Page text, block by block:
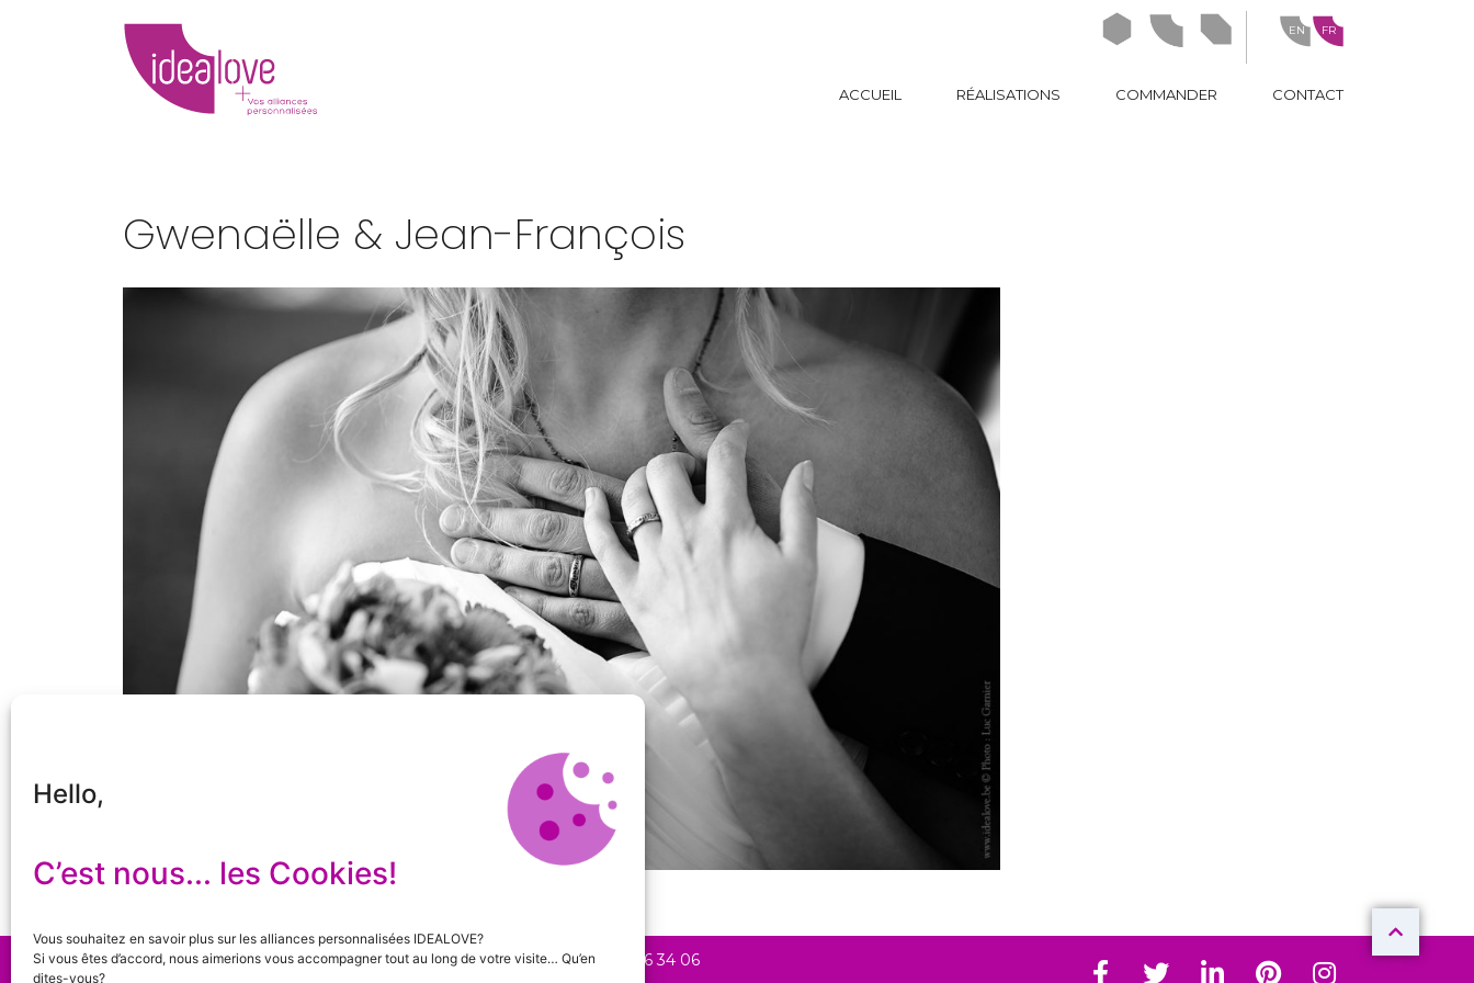
Hello,
C’est nous... les Cookies!
Vous souhaitez en savoir plus sur les alliances personnalisées IDEALOVE?
Si vous êtes d’accord, nous aimerions vous accompagner tout au long de votre visite… Qu’en
dites-vous?
FR
EN
ACCUEIL RÉALISATIONS COMMANDER CONTACT
Gwenaëlle & Jean-François
©2023 Idealove+ Rue de la Liberté 21 + 4020 Liège ++32 478 56 34 06